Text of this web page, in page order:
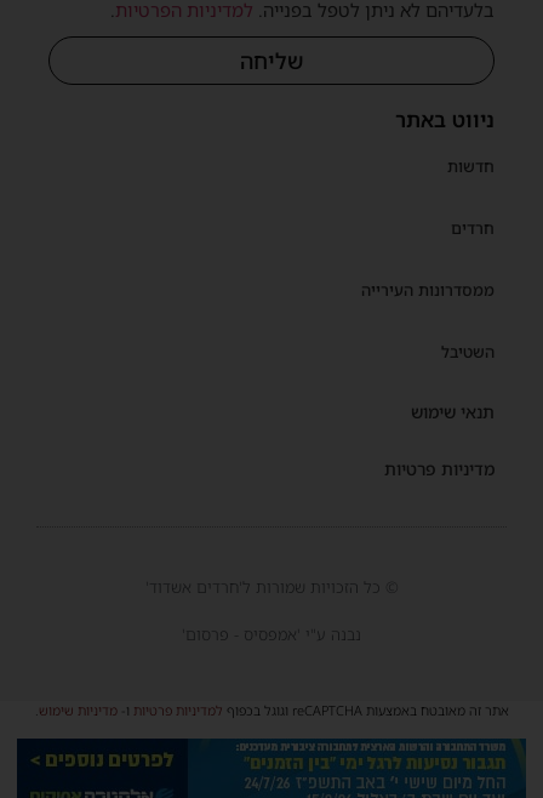
ניווט באתר
חדשות
חרדים
ממסדרונות העירייה
השטיבל
תנאי שימוש
מדיניות פרטיות
בלעדיהם לא ניתן לטפל בפנייה. למדיניות הפרטיות.
שליחה
© כל הזכויות שמורות ל'חרדים אשדוד'
נבנה ע"י 'אמפסיס - פרסום'
אתר זה מאובטח באמצעות reCAPTCHA וגוגל בכפוף למדיניות פרטיות ו-מדיניות שימוש.